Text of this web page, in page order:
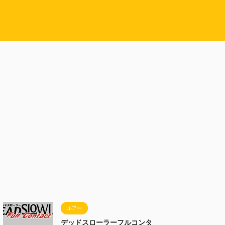
ルアー
デッドスローラーフルコンタ